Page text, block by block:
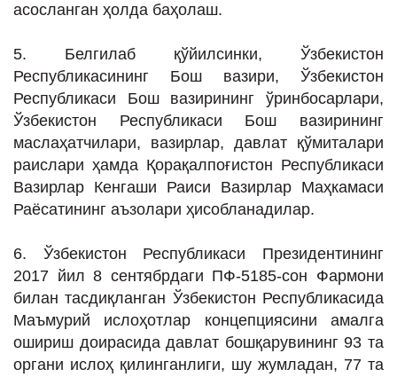
асосланган ҳолда баҳолаш.
5. Белгилаб қўйилсинки, Ўзбекистон
Республикасининг Бош вазири, Ўзбекистон
Республикаси Бош вазирининг ўринбосарлари,
Ўзбекистон Республикаси Бош вазирининг
маслаҳатчилари, вазирлар, давлат қўмиталари
раислари ҳамда Қорақалпоғистон Республикаси
Вазирлар Кенгаши Раиси Вазирлар Маҳкамаси
Раёсатининг аъзолари ҳисобланадилар.
6. Ўзбекистон Республикаси Президентининг
2017 йил 8 сентябрдаги ПФ-5185-сон Фармони
билан тасдиқланган Ўзбекистон Республикасида
Маъмурий ислоҳотлар концепциясини амалга
ошириш доирасида давлат бошқарувининг 93 та
органи ислоҳ қилинганлиги, шу жумладан, 77 та